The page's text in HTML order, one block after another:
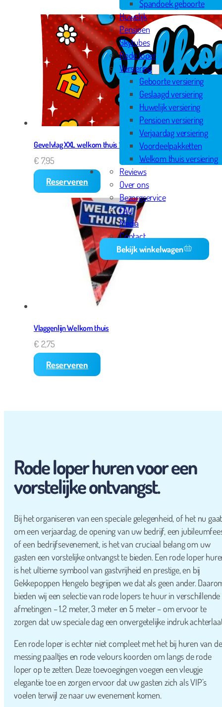
Spandoek geboorte
Huwelijk
Pensioen
Skytubes
Rode loper
Versiering
Geboorte versiering
Geslaagd versiering
Huwelijk versiering
Pensioen versiering
Verjaardag versiering
Voordeelpakketten
Welkom thuis versiering
Reviews
Over ons
Bezorgservice
FAQ
Media
Contact
Bekijk winkelwagen
Gevelvlag XXL welkom thuis 150x90cm
€ 7,95
Reserveren
Vlaggenlijn Welkom thuis
€ 2,75
Reserveren
Rode loper huren voor een
vorstelijke ontvangst.
Bij het organiseren van een speciale gelegenheid, of het nu gaat
om een verjaardag, de opening van uw bedrijf, een
of een bedrijfsevenement, is het van cruciaal belang om uw
gasten een vorstelijke ontvangst te bieden. Een rode loper
is het ultieme symbool van gastvrijheid en prestige, en bij
Gekkepoppen Hengelo begrijpen we dat als geen ander.
bieden wij een selectie van rode lopers te huur in verschillende
afmetingen – 1.2 meter, 3 meter en 5 meter – om ervoor te
zorgen dat uw speciale dag een onvergetelijke indruk
Een rode loper is echter niet compleet met het bij huren van de
messing paaltjes en rode velours koorden om langs de rode
loper op te zetten. Deze toevoegingen voegen een vleugje
elegantie toe en zorgen ervoor dat uw gasten zich als VIP’s
voelen terwijl ze naar uw evenement komen.